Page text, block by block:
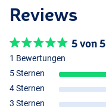
Reviews
5 von
1 Bewertungen
5 Sternen
4 Sternen
3 Sternen